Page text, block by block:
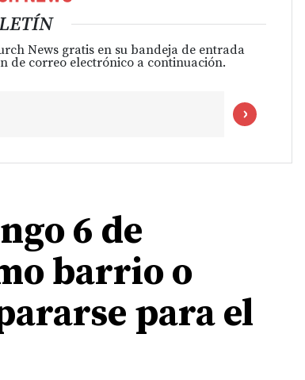
News gratis en su bandeja de entrada
de correo electrónico a continuación.
6 de
barrio o
para el